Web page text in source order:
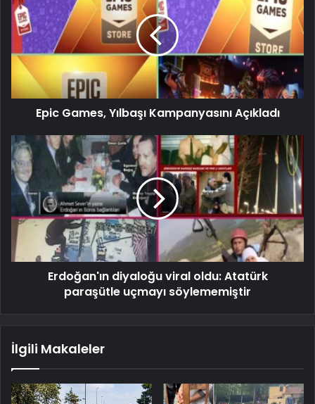
Epic Games, Yılbaşı Kampanyasını Açıkladı
Erdoğan'ın diyaloğu viral oldu: Atatürk
paraşütle uçmayı söylememiştir
İlgili Makaleler